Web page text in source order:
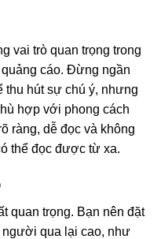
vai trò quan trọng trong
cáo. Đừng ngần
thu hút sự chú ý, nhưng
hợp với phong cách
ràng, dễ đọc và không
thể đọc được từ xa.
quan trọng. Bạn nên đặt
qua lại cao, như